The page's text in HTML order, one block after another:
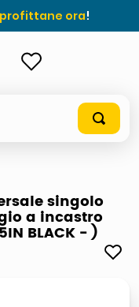
ora!
singolo
a incastro
BLACK - )